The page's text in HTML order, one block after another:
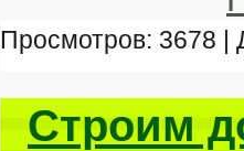
Просмотров: 3678 |
Строим